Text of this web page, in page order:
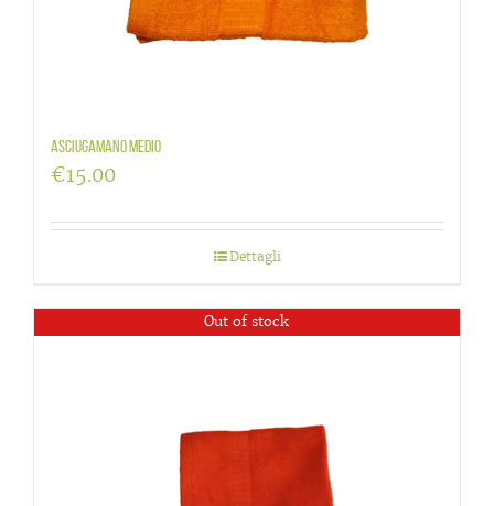
Asciugamano medio
€15.00
Dettagli
Out of stock